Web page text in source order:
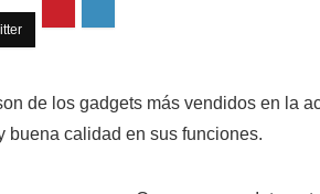
de los gadgets más vendidos en la
buena calidad en sus funciones.